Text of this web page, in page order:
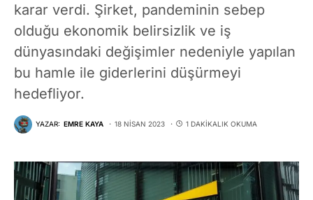
karar verdi. Şirket, pandeminin sebep
olduğu ekonomik belirsizlik ve iş
dünyasındaki değişimler nedeniyle yapılan
bu hamle ile giderlerini düşürmeyi
hedefliyor.
YAZAR: EMRE KAYA 18 NISAN 2023 1 DAKIKALIK OKUMA